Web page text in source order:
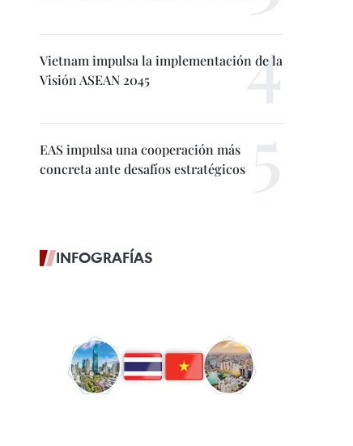
Vietnam impulsa la implementación de la
Visión ASEAN 2045
EAS impulsa una cooperación más
concreta ante desafíos estratégicos
INFOGRAFÍAS